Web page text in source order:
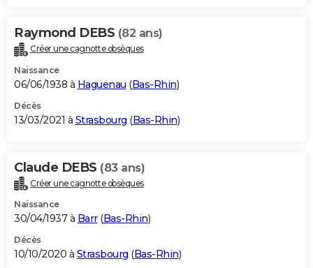
Raymond DEBS (82 ans)
Créer une cagnotte obsèques
Naissance
06/06/1938 à Haguenau (Bas-Rhin)
Décès
13/03/2021 à Strasbourg (Bas-Rhin)
Claude DEBS (83 ans)
Créer une cagnotte obsèques
Naissance
30/04/1937 à Barr(Bas-Rhin)
Décès
10/10/2020 à Strasbourg (Bas-Rhin)